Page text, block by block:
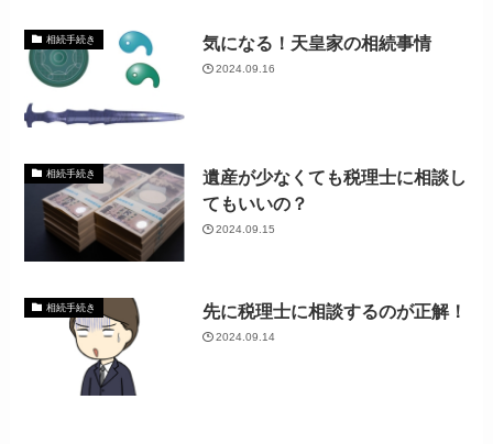
相続手続き 気になる！天皇家の相続事情
2024.09.16
相続手続き
遺産が少なくても税理士に相談し
てもいいの？
2024.09.15
相続手続き 先に税理士に相談するのが正解！
2024.09.14